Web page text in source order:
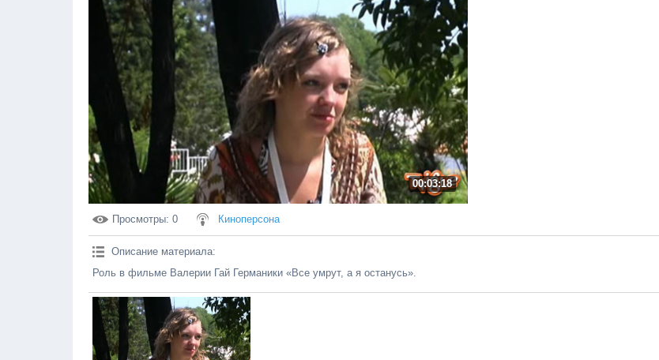
00:03:18
Просмотры: 0 Киноперсона
Описание материала:
Роль в фильме Валерии Гай Германики «Все умрут, а я останусь».